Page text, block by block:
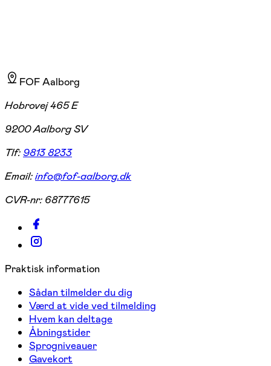
FOF Aalborg
Hobrovej 465 E
9200 Aalborg SV
Tlf:9813 8233
Email:info@fof-aalborg.dk
CVR-nr: 68777615
Praktisk information
Sådan tilmelder du dig
Værd at vide ved tilmelding
Hvem kan deltage
Åbningstider
Sprogniveauer
Gavekort